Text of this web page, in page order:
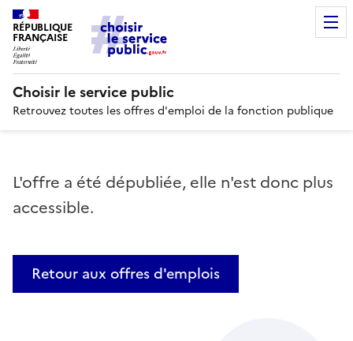
RÉPUBLIQUE
FRANÇAISE
Choisir le service public
Retrouvez toutes les offres d'emploi de la fonction publique
L'offre a été dépubliée, elle n'est donc plus
accessible.
Retour aux offres d'emplois